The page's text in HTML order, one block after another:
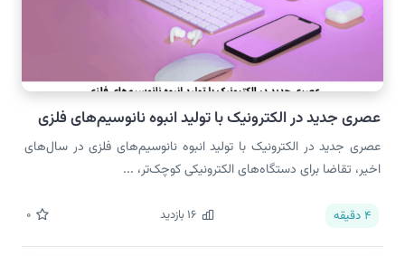
عصری جدید در الکترونیک با تولید انبوه نانوسیم‌های فلزی
عصری جدید در الکترونیک با تولید انبوه نانوسیم‌های فلزی در سال‌های
اخیر، تقاضا برای دستگاه‌های الکترونیکی کوچک‌تر، ...
4 دقیقه 16 بازدید 0